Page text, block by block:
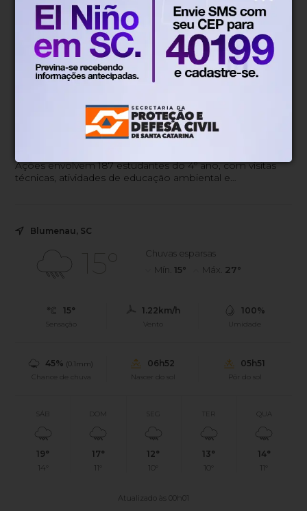
Amigos da Água Há 13 horas
atividades e leva educação
ambiental a mais de 180 alunos em
Blumenau
Ações envolvem 187 estudantes do 4º ano, com visitas
técnicas, atividades de educação ambiental e
Blumenau, SC
15°
Chuvas esparsas
Mín. 15° Máx. 27°
15°
Sensação
1.22km/h
Vento
100%
Umidade
45% (0.1mm)
Chance de chuva
06h52
Nascer do sol
05h51
Pôr do sol
SÁB
19°
14°
DOM
17°
11°
SEG
12°
10°
TER
13°
10°
QUA
14°
11°
Atualizado às 00h01